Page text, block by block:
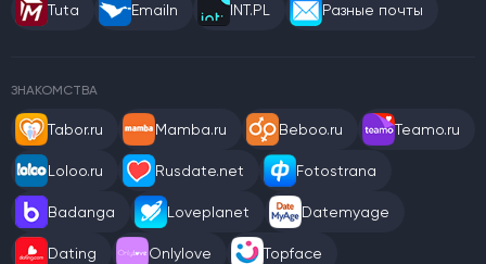
Tuta Emailn INT.PL Разные почты
ЗНАКОМСТВА
Tabor.ru Mamba.ru Beboo.ru Teamo.ru
Loloo.ru Rusdate.net Fotostrana
Badanga Loveplanet Datemyage
Dating Onlylove Topface